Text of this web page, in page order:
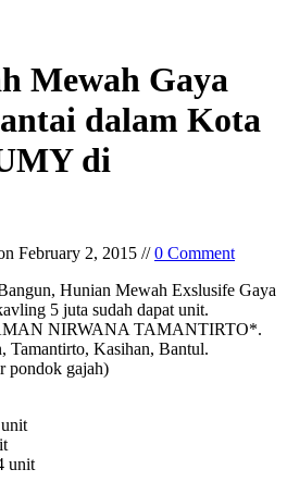
Mewah Gaya
dalam Kota
di
February 2, 2015 //0 Comment
Hunian Mewah Exslusife Gaya
5 juta sudah dapat unit.
NIRWANA TAMANTIRTO*.
Tamantirto, Kasihan, Bantul.
pondok gajah)
unit